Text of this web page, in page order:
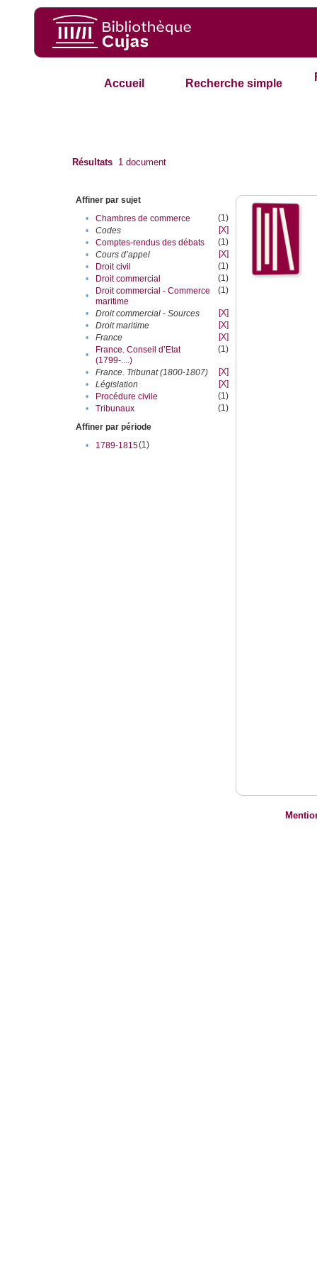
Accueil Recherche simple
Résultats 1 document
Affiner par sujet
•
Chambres de commerce
(1)
•
Codes
[X]
•
Comptes-rendus des débats
(1)
•
Cours d’appel
[X]
•
Droit civil
(1)
•
Droit commercial
(1)
•
Droit commercial - Commerce
maritime
(1)
• Droit commercial - Sources
[X]
•
Droit maritime
[X]
•
France
[X]
•
France. Conseil d’Etat
(1799-....)
(1)
• France. Tribunat (1800-1807)
[X]
•
Législation
[X]
•
Procédure civile
(1)
•
Tribunaux
(1)
Affiner par période
•
1789-1815(1)